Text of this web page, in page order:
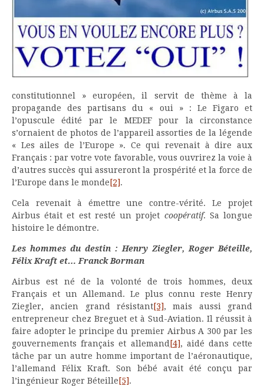
constitutionnel » européen, il servit de thème à la
propagande des partisans du « oui » : Le Figaro et
l’opuscule édité par le MEDEF pour la circonstance
s’ornaient de photos de l’appareil assorties de la légende
« Les ailes de l’Europe ». Ce qui revenait à dire aux
Français : par votre vote favorable, vous ouvrirez la voie à
d’autres succès qui assureront la prospérité et la force de
l’Europe dans le monde [2].
Cela revenait à émettre une contre-vérité. Le projet
Airbus était et est resté un projet coopératif. Sa longue
histoire le démontre.
Les hommes du destin : Henry Ziegler, Roger Béteille,
Félix Kraft et… Franck Borman
Airbus est né de la volonté de trois hommes, deux
Français et un Allemand. Le plus connu reste Henry
Ziegler, ancien grand résistant[3], mais aussi grand
entrepreneur chez Breguet et à Sud-Aviation. Il réussit à
faire adopter le principe du premier Airbus A 300 par les
gouvernements français et allemand [4], aidé dans cette
tâche par un autre homme important de l’aéronautique,
l’allemand Félix Kraft. Son bébé avait été conçu par
l’ingénieur Roger Béteille [5].